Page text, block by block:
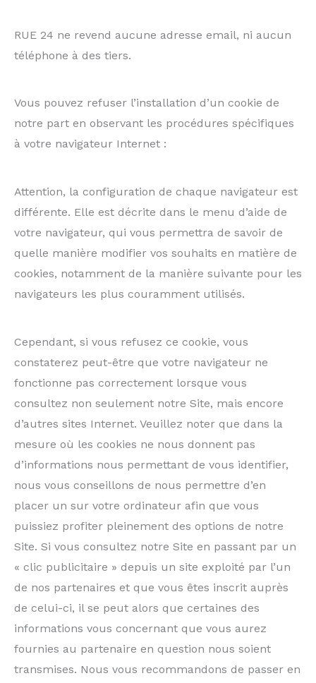
RUE 24 ne revend aucune adresse email, ni aucun
téléphone à des tiers.
Vous pouvez refuser l’installation d’un cookie de
notre part en observant les procédures spécifiques
à votre navigateur Internet :
Attention, la configuration de chaque navigateur est
différente. Elle est décrite dans le menu d’aide de
votre navigateur, qui vous permettra de savoir de
quelle manière modifier vos souhaits en matière de
cookies, notamment de la manière suivante pour les
navigateurs les plus couramment utilisés.
Cependant, si vous refusez ce cookie, vous
constaterez peut-être que votre navigateur ne
fonctionne pas correctement lorsque vous
consultez non seulement notre Site, mais encore
d’autres sites Internet. Veuillez noter que dans la
mesure où les cookies ne nous donnent pas
d’informations nous permettant de vous identifier,
nous vous conseillons de nous permettre d’en
placer un sur votre ordinateur afin que vous
puissiez profiter pleinement des options de notre
Site. Si vous consultez notre Site en passant par un
« clic publicitaire » depuis un site exploité par l’un
de nos partenaires et que vous êtes inscrit auprès
de celui-ci, il se peut alors que certaines des
informations vous concernant que vous aurez
fournies au partenaire en question nous soient
transmises. Nous vous recommandons de passer en